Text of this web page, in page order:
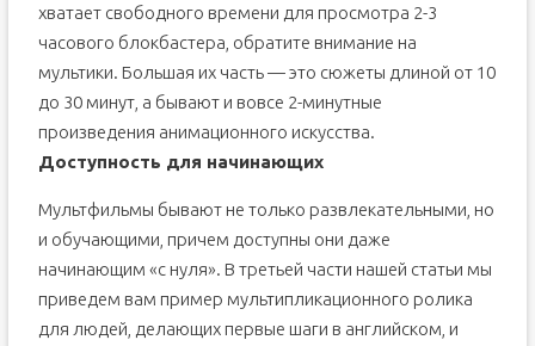
хватает свободного времени для просмотра 2-3
часового блокбастера, обратите внимание на
мультики. Большая их часть — это сюжеты длиной от 10
до 30 минут, а бывают и вовсе 2-минутные
произведения анимационного искусства.
Доступность для начинающих
Мультфильмы бывают не только развлекательными, но
и обучающими, причем доступны они даже
начинающим «с нуля». В третьей части нашей статьи мы
приведем вам пример мультипликационного ролика
для людей, делающих первые шаги в английском, и